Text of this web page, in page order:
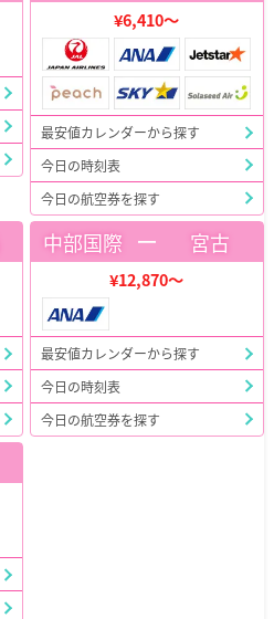
¥6,410～
最安値カレンダーから探す
今日の時刻表
今日の航空券を探す
中部国際 ー 宮古
¥12,870～
最安値カレンダーから探す
今日の時刻表
今日の航空券を探す